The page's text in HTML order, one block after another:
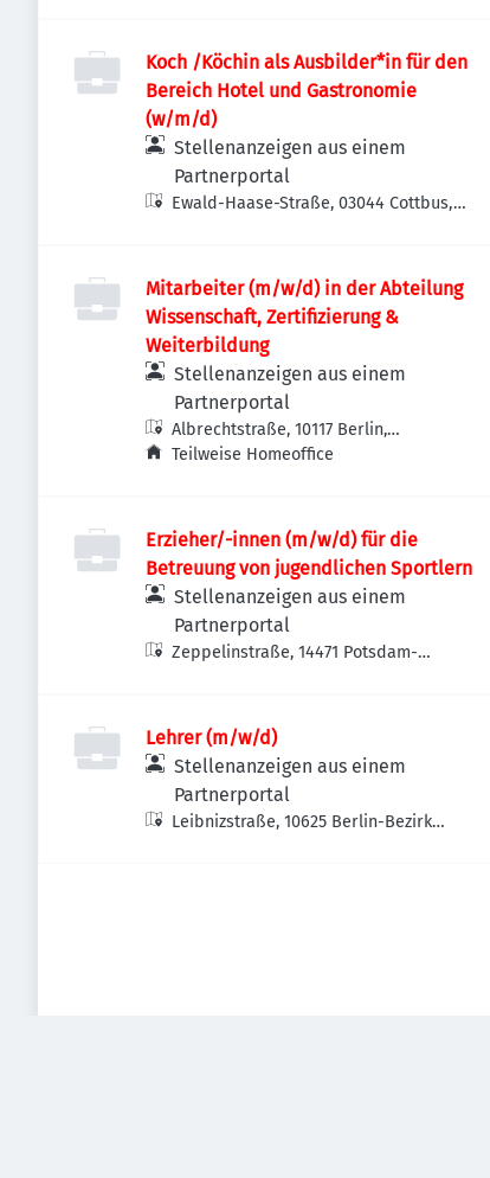
Koch /Köchin als Ausbilder*in für den
Bereich Hotel und Gastronomie
(w/m/d)
Stellenanzeigen aus einem
Partnerportal
Ewald-Haase-Straße, 03044 Cottbus,
Mitarbeiter (m/w/d) in der Abteilung
Wissenschaft, Zertifizierung &
Weiterbildung
Stellenanzeigen aus einem
Partnerportal
Albrechtstraße, 10117 Berlin,
Deutschland
Teilweise Homeoffice
Erzieher/-innen (m/w/d) für die
Betreuung von jugendlichen Sportlern
Stellenanzeigen aus einem
Partnerportal
Zeppelinstraße, 14471 Potsdam-
Lehrer (m/w/d)
Stellenanzeigen aus einem
Partnerportal
Leibnizstraße, 10625 Berlin-Bezirk